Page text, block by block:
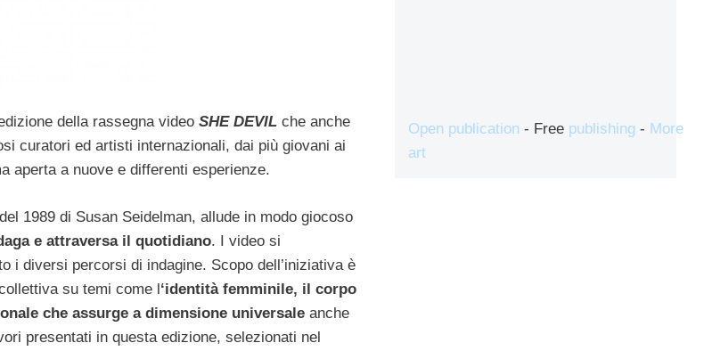
della rassegna video SHE DEVIL che anche
curatori ed artisti internazionali, dai più giovani ai
aperta a nuove e differenti esperienze.
1989 di Susan Seidelman, allude in modo giocoso
e attraversa il quotidiano. I video si
i diversi percorsi di indagine. Scopo dell’iniziativa è
su temi come l‘identità femminile, il corpo
che assurge a dimensione universale anche
presentati in questa edizione, selezionati nel
Open publication - Free publishing - More
art